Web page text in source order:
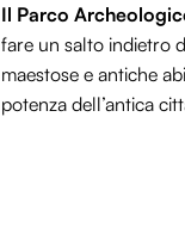
Il Parco
fare un salto indietro
maestose e antiche
potenza dell’antica